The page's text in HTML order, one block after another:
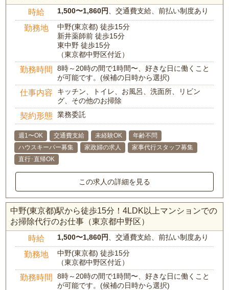
時給 1,500〜1,860円 、交通費支給、前払い制度あり
勤務地
中野(東京都) 徒歩15分
新井薬師前 徒歩15分
東中野 徒歩15分
（東京都中野区付近）
勤務時間
8時～20時の間で1時間〜、好きな日に働くこと
が可能です。(候補の日時から選択)
仕事内容
キッチン、トイレ、お風呂、洗面所、リビン
グ、その他のお掃除
契約形態 業務委託
週1〜OK 交通費支給 未経験OK
年齢不問
ハウスキーパー募集
家政婦の求人
家事代行スタッフ募集
直行･直帰OK
この求人の詳細を見る
中野(東京都)駅から徒歩15分！4LDK以上マンションでの
お掃除代行のお仕事（東京都中野区）
時給 1,500〜1,860円 、交通費支給、前払い制度あり
勤務地
中野(東京都) 徒歩15分
（東京都中野区付近）
勤務時間
8時～20時の間で1時間〜、好きな日に働くこと
が可能です。(候補の日時から選択)